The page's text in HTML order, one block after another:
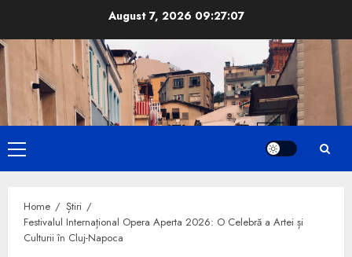
content
August 7, 2026 09:27:08
Primary
Menu
Home
Știri
Festivalul Internațional Opera Aperta 2026: O Celebră a Artei și
Culturii în Cluj-Napoca